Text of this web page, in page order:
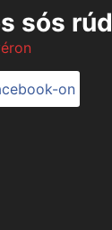
sós rúd
on